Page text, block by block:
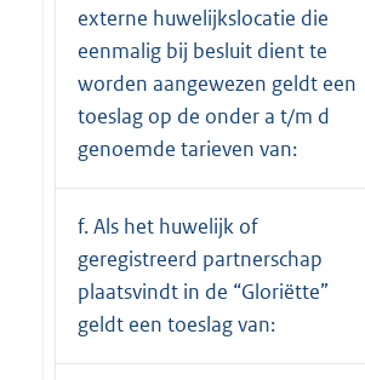
externe huwelijkslocatie die
eenmalig bij besluit dient te
worden aangewezen geldt een
toeslag op de onder a t/m d
genoemde tarieven van:
f. Als het huwelijk of
geregistreerd partnerschap
plaatsvindt in de “Gloriëtte”
geldt een toeslag van: